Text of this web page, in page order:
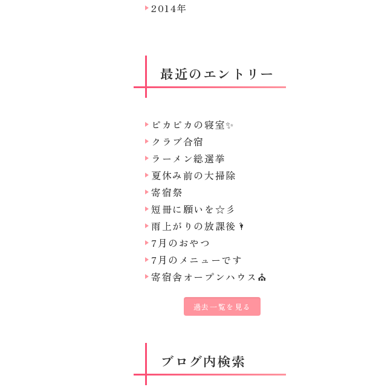
2014年
最近のエントリー
ピカピカの寝室✨
クラブ合宿
ラーメン総選挙
夏休み前の大掃除
寄宿祭
短冊に願いを☆彡
雨上がりの放課後🌂
7月のおやつ
7月のメニューです
寄宿舎オープンハウス⛪
過去一覧を見る
ブログ内検索